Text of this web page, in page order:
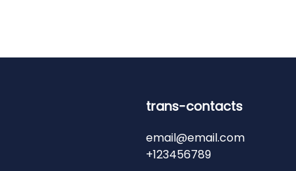
trans-contacts
email@email.com
+123456789